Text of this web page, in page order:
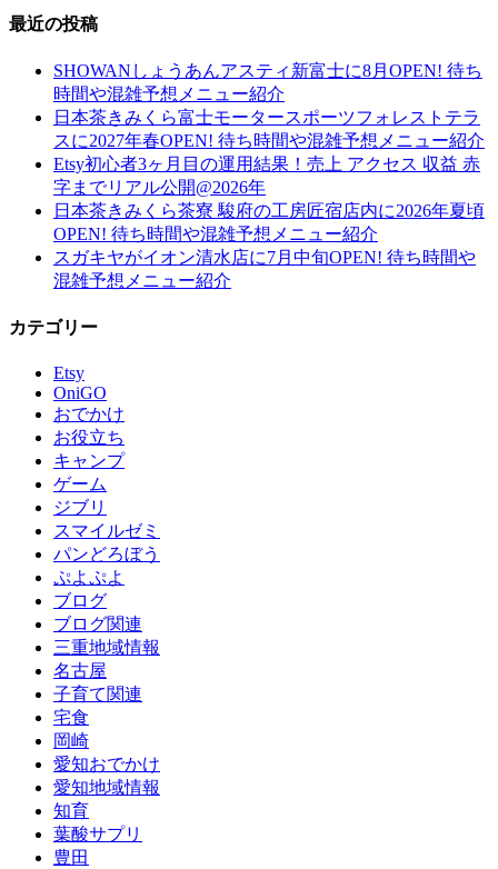
最近の投稿
SHOWANしょうあんアスティ新富士に8月OPEN! 待ち
時間や混雑予想メニュー紹介
日本茶きみくら富士モータースポーツフォレストテラ
スに2027年春OPEN! 待ち時間や混雑予想メニュー紹介
Etsy初心者3ヶ月目の運用結果！売上 アクセス 収益 赤
字までリアル公開@2026年
日本茶きみくら茶寮 駿府の工房匠宿店内に2026年夏頃
OPEN! 待ち時間や混雑予想メニュー紹介
スガキヤがイオン清水店に7月中旬OPEN! 待ち時間や
混雑予想メニュー紹介
カテゴリー
Etsy
OniGO
おでかけ
お役立ち
キャンプ
ゲーム
ジブリ
スマイルゼミ
パンどろぼう
ぷよぷよ
ブログ
ブログ関連
三重地域情報
名古屋
子育て関連
宅食
岡崎
愛知おでかけ
愛知地域情報
知育
葉酸サプリ
豊田